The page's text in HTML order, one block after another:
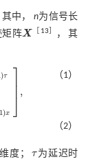
其中，n为信号长
矩阵X
X 13
， 其
)τ
)x
⎤
⎦
⎥⎥ ,
⋯ x
（1）
（2）
度；τ
τ 为延迟时